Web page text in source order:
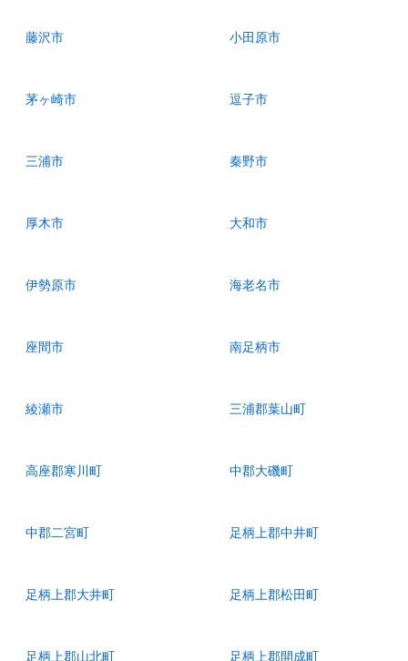
藤沢市 小田原市
茅ヶ崎市 逗子市
三浦市 秦野市
厚木市 大和市
伊勢原市 海老名市
座間市 南足柄市
綾瀬市 三浦郡葉山町
高座郡寒川町 中郡大磯町
中郡二宮町 足柄上郡中井町
足柄上郡大井町 足柄上郡松田町
足柄上郡山北町 足柄上郡開成町